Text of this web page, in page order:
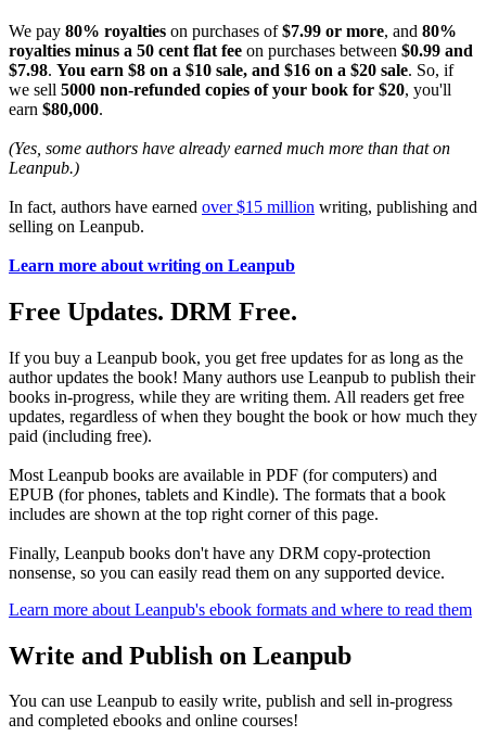
We pay 80% royalties on purchases of$7.99 or more, and 80%
royalties minus a 50 cent flat fee on purchases between $0.99 and
$7.98. You earn $8 on a $10 sale, and $16 on a $20 sale. So, if
we sell 5000 non-refunded copies of your book for $20, you'll
earn $80,000.
(Yes, some authors have already earned much more than that on
Leanpub.)
In fact, authors have earned over $15 million writing, publishing and
selling on Leanpub.
Learn more about writing on Leanpub
Free Updates. DRM Free.
If you buy a Leanpub book, you get free updates for as long as the
author updates the book! Many authors use Leanpub to publish their
books in-progress, while they are writing them. All readers get free
updates, regardless of when they bought the book or how much they
paid (including free).
Most Leanpub books are available in PDF (for computers) and
EPUB (for phones, tablets and Kindle). The formats that a book
includes are shown at the top right corner of this page.
Finally, Leanpub books don't have any DRM copy-protection
nonsense, so you can easily read them on any supported device.
Learn more about Leanpub's ebook formats and where to read them
Write and Publish on Leanpub
You can use Leanpub to easily write, publish and sell in-progress
and completed ebooks and online courses!